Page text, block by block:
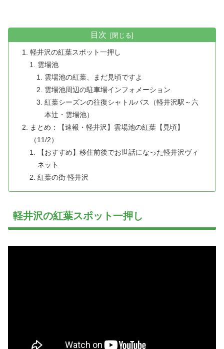
目次
軽井沢の紅葉スポット一押し
雲場池
雲場池の紅葉、まだ見頃ですよ
雲場池周辺の駐車場インフォメーション
紅葉シーズンの往復シャトルバス（軽井沢駅～六
本辻・雲場池）
まとめ：【速報・軽井沢】雲場池の紅葉【見頃】
（11/2）
【おすすめ】移住前後でお世話になった軽井沢ヴィ
ネット
紅葉の街 軽井沢
軽井沢の紅葉スポット一押し